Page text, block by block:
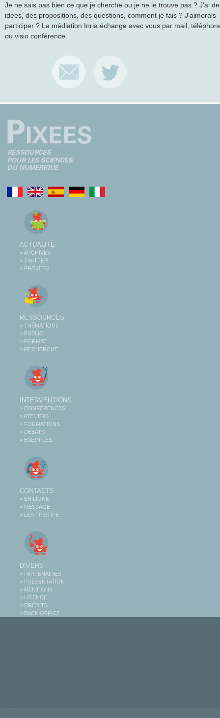
Je ne sais pas bien ce que je cherche ou je ne le trouve pas ? J'ai
idées, des propositions, des questions, comment je fais ? J'aimerais
participer ? La médiation Inria échange avec vous par mail,
ou visio conférence.
ACTUALITÉ
> ARCHIVES
> TWITTER
> PROJETS
RESSOURCES
> THÉMATIQUE
> PUBLIC
> FORMAT
> RECHERCHE
INTERVENTIONS
> CONFÉRENCES
> ATELIERS
> FORMATIONS
> DÉBATS
> EXEMPLES
CONTACTS
> EN LIGNE
> MESSAGE
> LES TPE/TIPE
DIVERS
> PARTENAIRES
> PRÉSENTATION
> MENTIONS
> LICENCE
> CRÉDITS
> BACK OFFICE